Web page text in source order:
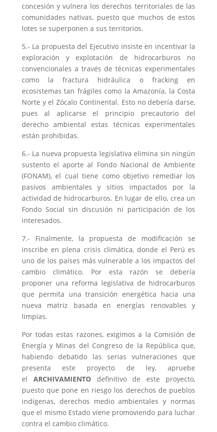
concesión y vulnera los derechos territoriales de las
comunidades nativas, puesto que muchos de estos
lotes se superponen a sus territorios.
5.- La propuesta del Ejecutivo insiste en incentivar la
exploración y explotación de hidrocarburos no
convencionales a través de técnicas experimentales
como la fractura hidráulica o fracking en
ecosistemas tan frágiles como la Amazonía, la Costa
Norte y el Zócalo Continental. Esto no debería darse,
pues al aplicarse el principio precautorio del
derecho ambiental estas técnicas experimentales
están prohibidas.
6.- La nueva propuesta legislativa elimina sin ningún
sustento el aporte al Fondo Nacional de Ambiente
(FONAM), el cual tiene como objetivo remediar los
pasivos ambientales y sitios impactados por la
actividad de hidrocarburos. En lugar de ello, crea un
Fondo Social sin discusión ni participación de los
interesados.
7.- Finalmente, la propuesta de modificación se
inscribe en plena crisis climática, donde el Perú es
uno de los países más vulnerable a los impactos del
cambio climático. Por esta razón se debería
proponer una reforma legislativa de hidrocarburos
que permita una transición energética hacia una
nueva matriz basada en energías renovables y
limpias.
Por todas estas razones, exigimos a la Comisión de
Energía y Minas del Congreso de la República que,
habiendo debatido las serias vulneraciones que
presenta este proyecto de ley, apruebe
el ARCHIVAMIENTOdefinitivo de este proyecto,
puesto que pone en riesgo los derechos de pueblos
indígenas, derechos medio ambientales y normas
que el mismo Estado viene promoviendo para luchar
contra el cambio climático.